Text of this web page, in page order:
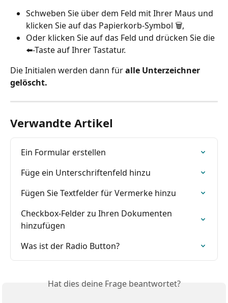
Schweben Sie über dem Feld mit Ihrer Maus und
klicken Sie auf das Papierkorb-Symbol 🗑️,
Oder klicken Sie auf das Feld und drücken Sie die
⬅️-Taste auf Ihrer Tastatur.
Die Initialen werden dann für alle Unterzeichner
gelöscht.
Verwandte Artikel
Ein Formular erstellen
Füge ein Unterschriftenfeld hinzu
Fügen Sie Textfelder für Vermerke hinzu
Checkbox-Felder zu Ihren Dokumenten
hinzufügen
Was ist der Radio Button?
Hat dies deine Frage beantwortet?